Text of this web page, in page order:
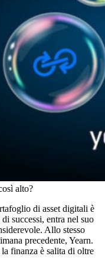
alto?
di asset digitali è
successi, entra nel suo
Allo stesso
precedente, Yearn.
finanza è salita di oltre